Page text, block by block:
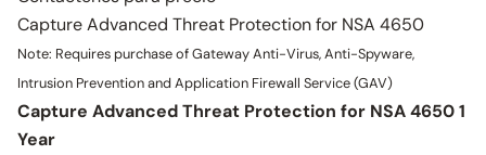
Capture Advanced Threat Protection for NSA 4650
Note: Requires purchase of Gateway Anti-Virus, Anti-Spyware,
Intrusion Prevention and Application Firewall Service (GAV)
Capture Advanced Threat Protection for NSA 4650 1
Year